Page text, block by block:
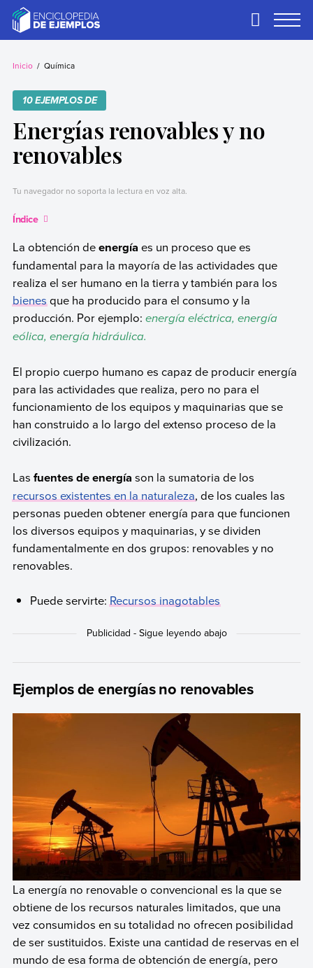
contentEjemplos
Necesitas ejemplos.
Primary
Inicio Química
10 EJEMPLOS DE
Energías renovables y no
renovables
Tu navegador no soporta la lectura en voz alta.
Índice
La obtención deenergía es un proceso que es
fundamental para la mayoría de las actividades que
realiza el ser humano en la tierra y también para los
bienesque ha producido para el consumo y la
producción. Por ejemplo: energía eléctrica, energía
eólica, energía hidráulica.
El propio cuerpo humano es capaz de producir energía
para las actividades que realiza, pero no para el
funcionamiento de los equipos y maquinarias que se
han construido a lo largo del extenso proceso de la
civilización.
Las fuentes de energía son la sumatoria de los
recursos existentes en la naturaleza, de los cuales las
personas pueden obtener energía para que funcionen
los diversos equipos y maquinarias, y se dividen
fundamentalmente en dos grupos: renovables y no
renovables.
Puede servirte:Recursos inagotables
Ejemplos de energías no renovables
La energía no renovable o convencional es la que se
obtiene de los recursos naturales limitados, que una
vez consumidos en su totalidad no ofrecen posibilidad
de ser sustituidos. Existe una cantidad de reservas en el
mundo de esa forma de obtención de energía, pero